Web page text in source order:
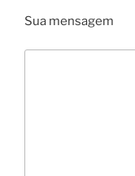
Sua mensagem